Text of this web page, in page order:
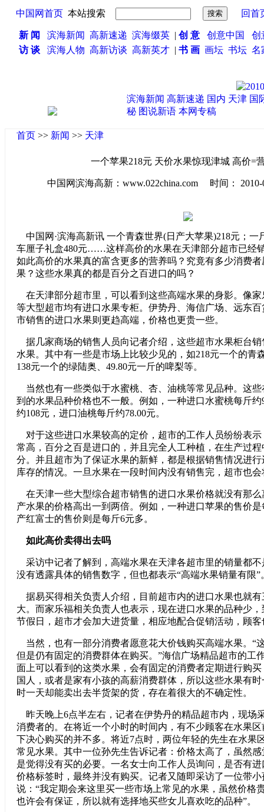
中国网首页 本站搜索 回首
新 闻 滨海新闻 高新速递 滨海缀英| 创 意 创意中国
创
访 谈
滨海人物 高新访谈 高新英才 | 书 画 画坛 书坛 名
滨海新闻 高新速递 国内 天津 国
秘 图说新语 本网专稿
首页 >> 新闻 >> 天津
一个苹果218元 天价水果惊现津城 高价=
中国网滨海高新：www.022china.com 时间： 2010-
中国网·滨海高新讯 一个青森世界(日产大苹果)218元；一
车厘子礼盒480元……这样高价的水果在天津部分超市已经
如此高价的水果真的富含更多的营养吗？究竟有多少消费
果？这些水果真的都是百分之百进口的吗？
在天津部分超市里，可以看到这些高端水果的身影。像
等大型超市均有进口水果专柜。伊势丹、海信广场、远东
市销售的进口水果则更趋高端，价格也更贵一些。
据几家商场的销售人员向记者介绍，这些超市水果柜台
水果。其中有一些是市场上比较少见的，如218元一个的青
138元一个的绿陆奥、49.80元一斤的啤梨等。
当然也有一些类似于水蜜桃、杏、油桃等常见品种。这
到的水果品种价格也不一般。例如，一种进口水蜜桃每斤约
约108元，进口油桃每斤约78.00元。
对于这些进口水果较高的定价，超市的工作人员纷纷表
常高，百分之百是进口的，并且完全人工种植，在生产过
分。并且超市为了保证水果的新鲜，都是根据销售情况进
库存的情况。一旦水果在一段时间内没有销售完，超市也
在天津一些大型综合超市销售的进口水果价格就没有那
产水果的价格高出一到两倍。例如，一种进口苹果的售价
产红富士的售价则是每斤6元多。
如此高价卖得出去吗
采访中记者了解到，高端水果在天津各超市里的销量都
没有透露具体的销售数字，但也都表示“高端水果销量有限”
据易买得相关负责人介绍，目前超市内的进口水果也就
大。而家乐福相关负责人也表示，现在进口水果的品种少，
节假日，超市才会加大进货量，相应地配合促销活动，顾
当然，也有一部分消费者愿意花大价钱购买高端水果。“
但是仍有固定的消费群体在购买。”海信广场精品超市的工
面上可以看到的这类水果，会有固定的消费者定期进行购
国人，或者是家有小孩的高薪消费群体，所以这些水果有
时一天却能卖出去半货架的货，存在着很大的不确定性。
昨天晚上6点半左右，记者在伊势丹的精品超市内，现场
消费者的。在将近一个小时的时间内，有不少顾客在水果
下决心购买的并不多。将近7点时，两位年轻的先生在水果
常见水果。其中一位孙先生告诉记者：价格太高了，虽然
是觉得没有买的必要。一名女士向工作人员询问，是否有
价格标签时，最终并没有购买。记者又随即采访了一位带
说：“我定期会来这里买一些市场上常见的水果，虽然价格
也许会有保证，所以就有选择地买些女儿喜欢吃的品种”。